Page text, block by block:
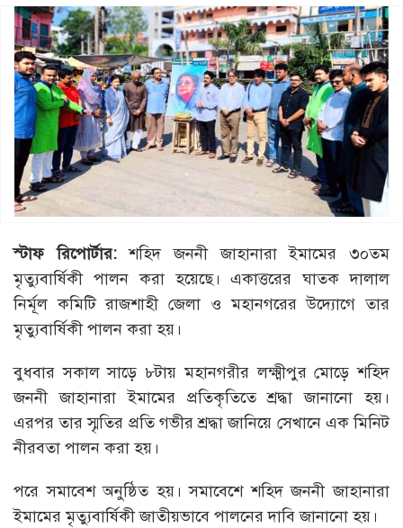
স্টাফ রিপোর্টার:শহিদ জননী জাহানারা ইমামের ৩০তম
মৃত্যুবার্ষিকী পালন করা হয়েছে। একাত্তরের ঘাতক দালাল
নির্মূল কমিটি রাজশাহী জেলা ও মহানগরের উদ্যোগে তার
মৃত্যুবার্ষিকী পালন করা হয়।
বুধবার সকাল সাড়ে ৮টায় মহানগরীর লক্ষ্মীপুর মোড়ে শহিদ
জননী জাহানারা ইমামের প্রতিকৃতিতে শ্রদ্ধা জানানো হয়।
এরপর তার স্মৃতির প্রতি গভীর শ্রদ্ধা জানিয়ে সেখানে এক মিনিট
নীরবতা পালন করা হয়।
পরে সমাবেশ অনুষ্ঠিত হয়। সমাবেশে শহিদ জননী জাহানারা
ইমামের মৃত্যুবার্ষিকী জাতীয়ভাবে পালনের দাবি জানানো হয়।